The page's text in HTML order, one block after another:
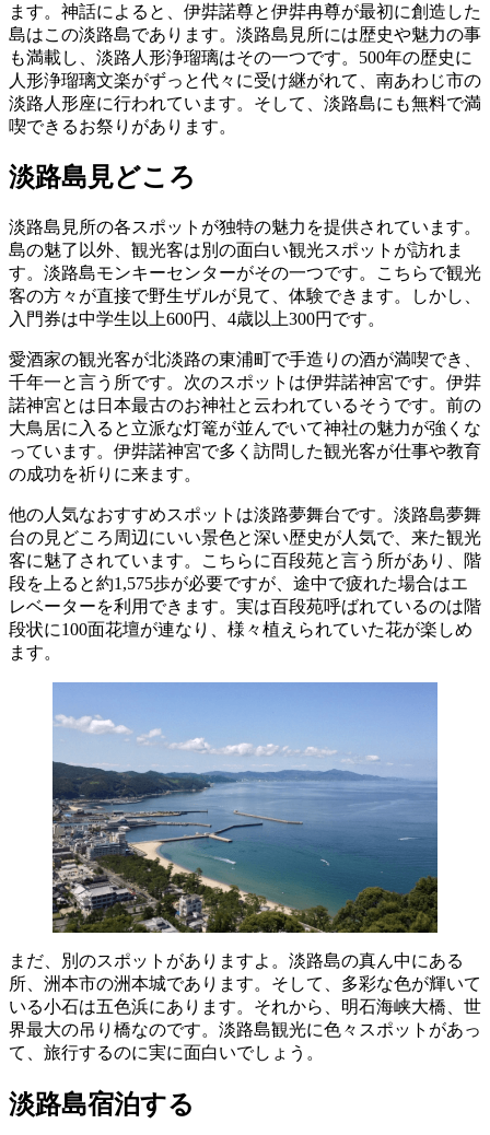
ます。神話によると、伊弉諾尊と伊弉冉尊が最初に創造した
島はこの淡路島であります。淡路島見所には歴史や魅力の事
も満載し、淡路人形浄瑠璃はその一つです。500年の歴史に
人形浄瑠璃文楽がずっと代々に受け継がれて、南あわじ市の
淡路人形座に行われています。そして、淡路島にも無料で満
喫できるお祭りがあります。
淡路島見どころ
淡路島見所の各スポットが独特の魅力を提供されています。
島の魅了以外、観光客は別の面白い観光スポットが訪れま
す。淡路島モンキーセンターがその一つです。こちらで観光
客の方々が直接で野生ザルが見て、体験できます。しかし、
入門券は中学生以上600円、4歳以上300円です。
愛酒家の観光客が北淡路の東浦町で手造りの酒が満喫でき、
千年一と言う所です。次のスポットは伊弉諾神宮です。伊弉
諾神宮とは日本最古のお神社と云われているそうです。前の
大鳥居に入ると立派な灯篭が並んでいて神社の魅力が強くな
っています。伊弉諾神宮で多く訪問した観光客が仕事や教育
の成功を祈りに来ます。
他の人気なおすすめスポットは淡路夢舞台です。淡路島夢舞
台の見どころ周辺にいい景色と深い歴史が人気で、来た観光
客に魅了されています。こちらに百段苑と言う所があり、階
段を上ると約1,575歩が必要ですが、途中で疲れた場合はエ
レベーターを利用できます。実は百段苑呼ばれているのは階
段状に100面花壇が連なり、様々植えられていた花が楽しめ
ます。
まだ、別のスポットがありますよ。淡路島の真ん中にある
所、洲本市の洲本城であります。そして、多彩な色が輝いて
いる小石は五色浜にあります。それから、明石海峡大橋、世
界最大の吊り橋なのです。淡路島観光に色々スポットがあっ
て、旅行するのに実に面白いでしょう。
淡路島宿泊する